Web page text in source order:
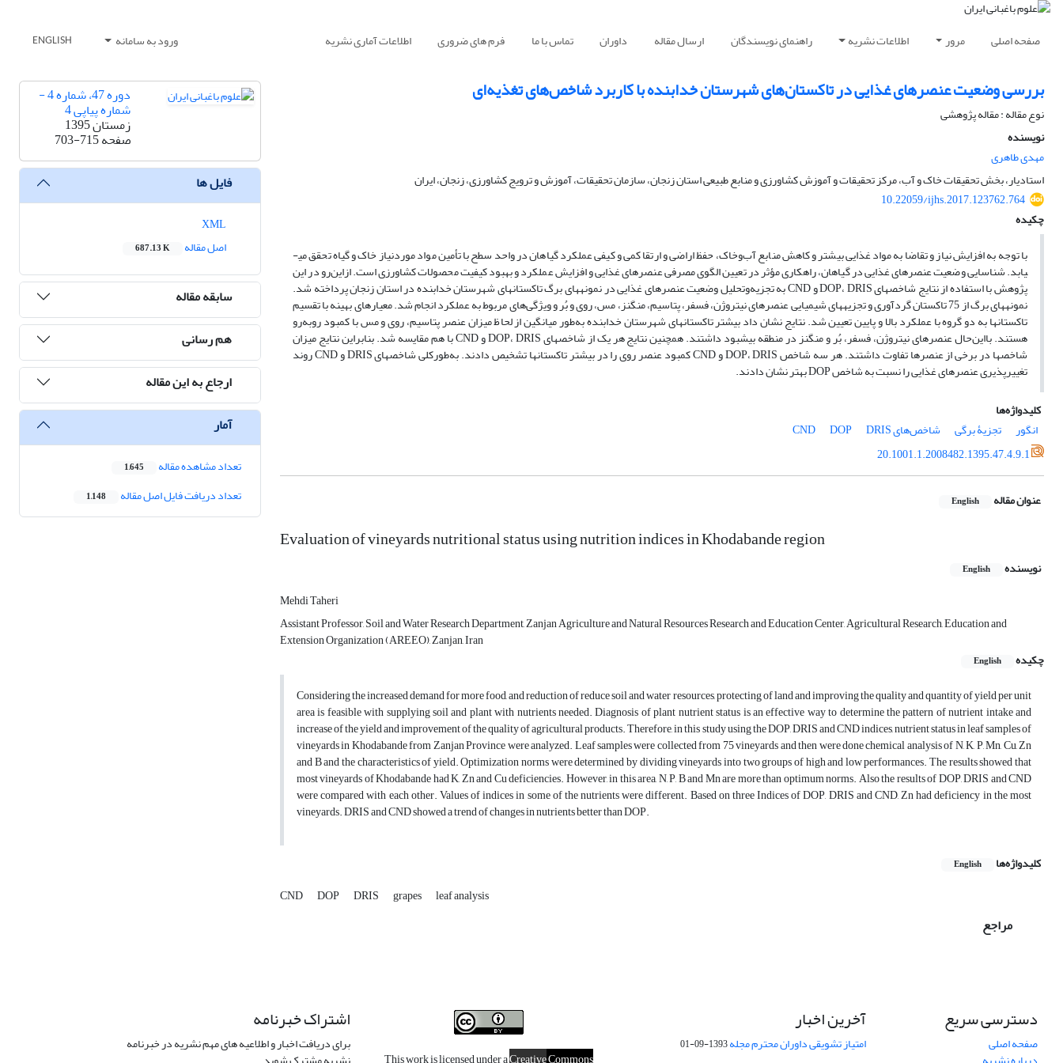
صفحه اصلی مرور اطلاعات نشریه راهنمای نویسندگان ارسال مقاله داوران تماس با ما فرم های ضروری اطلاعات آماری نشریه ورود به سامانه ENGLISH
بررسی وضعیت عنصرهای غذایی در تاکستان‌های شهرستان خدابنده با کاربرد شاخص‌های تغذیه‌ای
نوع مقاله : مقاله پژوهشی
نویسنده
مهدی طاهری
استادیار، بخش تحقیقات خاک و آب، مرکز تحقیقات و آموزش کشاورزی و منابع طبیعی استان زنجان، سازمان تحقیقات، آموزش و ترویج کشاورزی، زنجان، ایران
10.22059/ijhs.2017.123762.764
چکیده
با توجه به افزایش نیاز و تقاضا به مواد غذایی بیشتر و کاهش منابع آب‌وخاک، حفظ اراضی و ارتقا کمی و کیفی عملکرد گیاهان در واحد سطح با تأمین مواد موردنیاز خاک و گیاه تحقق می­
یابد. شناسایی وضعیت عنصرهای غذایی در گیاهان، راه­کاری مؤثر در تعیین الگوی مصرفی عنصرهای غذایی و افزایش عملکرد و بهبود کیفیت محصولات کشاورزی است. ازاین‌رو در این
پژوهش با استفاده از نتایج شاخص­های DOP، DRIS و CND به تجزیه‌وتحلیل وضعیت عنصرهای غذایی در نمونه­های برگ تاکستان­های شهرستان خدابنده در استان زنجان پرداخته شد.
نمونه­های برگ از 75 تاکستان گردآوری و تجزیه­های شیمیایی عنصرهای نیتروژن، فسفر، پتاسیم، منگنز، مس، روی و بُر و ویژگی‌های مربوط به عملکرد انجام شد. معیار­های بهینه با تقسیم
تاکستان­ها به دو گروه با عملکرد بالا و پایین تعیین شد. نتایج نشان داد بیشتر تاکستان­های شهرستان خدابنده به‌طور میانگین از لحاظ میزان عنصر پتاسیم، روی و مس با کمبود روبه‌رو
هستند. بااین‌حال عنصرهای نیتروژن، فسفر، بُر و منگنز در منطقه بیش­بود داشتند. همچنین نتایج هر یک از شاخص­های DOP، DRIS و CND با هم مقایسه شد. بنابراین نتایج میزان
شاخص­ها در برخی از عنصرها تفاوت داشتند. هر سه شاخص DOP، DRIS و CND کمبود عنصر روی را در بیشتر تاکستان­ها تشخیص دادند. به‌طورکلی شاخص­های DRIS و CND روند
تغییرپذیری عنصرهای غذایی را نسبت به شاخص DOP بهتر نشان دادند.
کلیدواژه‌ها
انگور
تجزیۀ برگی شاخص‌های CND DOP
DRIS
20.1001.1.2008482.1395.47.4.9.1
عنوان مقاله English
Evaluation of vineyards nutritional status using nutrition indices in Khodabande region
نویسنده English
Mehdi Taheri
Assistant Professor, Soil and Water Research Department, Zanjan Agriculture and Natural Resources Research and Education Center, Agricultural Research, Education and
Extension Organization (AREEO), Zanjan, Iran
چکیده
English
Considering the increased demand for more food, and reduction of reduce soil and water resources, protecting of land and improving the quality and quantity of yield per unit
area is feasible with supplying soil and plant with nutrients needed. Diagnosis of plant nutrient status is an effective way to determine the pattern of nutrient intake and
increase of the yield and improvement of the quality of agricultural products. Therefore, in this study using the DOP, DRIS and CND indices, nutrient status in leaf samples of
vineyards in Khodabande from Zanjan Province were analyzed. Leaf samples were collected from 75 vineyards and then were done chemical analysis of N, K, P, Mn, Cu, Zn
and B and the characteristics of yield. Optimization norms were determined by dividing vineyards into two groups of high and low performances. The results showed that
most vineyards of Khodabande had K, Zn and Cu deficiencies. However, in this area, N, P, B and Mn are more than optimum norms. Also the results of DOP, DRIS and CND
were compared with each other. Values of indices in some of the nutrients were different. Based on three Indices of DOP, DRIS and CND, Zn had deficiency in the most
vineyards. DRIS and CND showed a trend of changes in nutrients better than DOP.
کلیدواژه‌ها English
CND DOP DRIS grapes leaf analysis
مراجع
دوره 47، شماره 4 -
شماره پیاپی 4
زمستان 1395
صفحه703-715
فایل ها
اصل مقاله
687.13 K
سابقه مقاله
هم رسانی
ارجاع به این مقاله
آمار
تعداد مشاهده مقاله 1,645
تعداد دریافت فایل اصل مقاله 1,148
دسترسی سریع
صفحه اصلی
آخرین اخبار
امتیاز تشویقی داوران محترم مجله1393-09-01
اشتراک خبرنامه
برای دریافت اخبار و اطلاعیه های مهم نشریه در خبرنامه